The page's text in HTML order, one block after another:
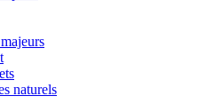
naturels